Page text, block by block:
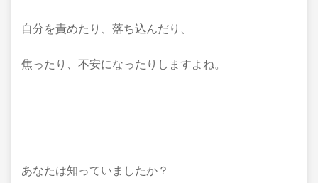
自分を責めたり、落ち込んだり、
焦ったり、不安になったりしますよね。
あなたは知っていましたか？